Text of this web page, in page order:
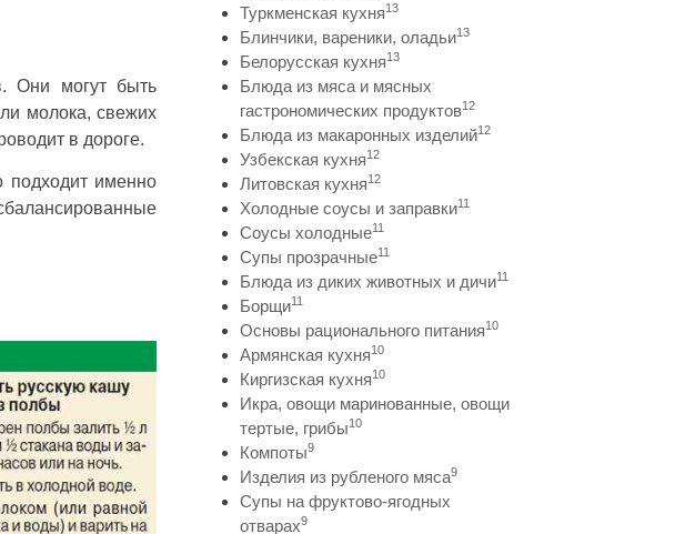
Они могут быть
молока, свежих
в дороге.
подходит именно
Туркменская кухня13
Блинчики, вареники, оладьи13
Белорусская кухня13
Блюда из мяса и мясных
гастрономических продуктов12
Блюда из макаронных изделий12
Узбекская кухня12
Литовская кухня12
Холодные соусы и заправки11
Соусы холодные11
Супы прозрачные11
Блюда из диких животных и дичи11
Борщи11
Основы рационального питания10
Армянская кухня10
Киргизская кухня10
Икра, овощи маринованные, овощи
тертые, грибы10
Компоты9
Изделия из рубленого мяса9
Супы на фруктово-ягодных
отварах9